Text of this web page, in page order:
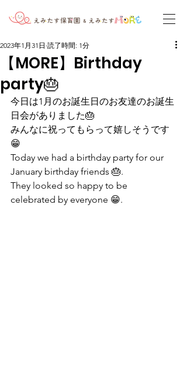
【MORE】Birthday
party🎂
2023年1月31日 読了時間: 1分
今日は1月のお誕生日のお友達のお誕生
日会がありました🎂
みんなに祝ってもらって嬉しそうです
😁
Today we had a birthday party for our
January birthday friends 🎂.
They looked so happy to be
celebrated by everyone 😁.